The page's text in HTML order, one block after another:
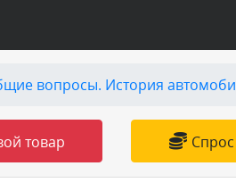
вопросы. История
товар Спрос